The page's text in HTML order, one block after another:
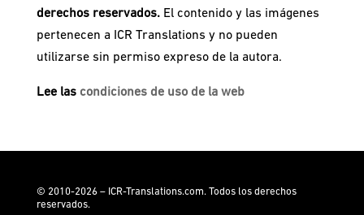
derechos reservados.El contenido y las imágenes
pertenecen a ICR Translations y no pueden
utilizarse sin permiso expreso de la autora.
Lee las condiciones de uso de la web
© 2010-2026 – ICR-Translations.com. Todos los derechos
reservados.